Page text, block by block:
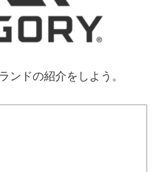
ンドの紹介をしよう。